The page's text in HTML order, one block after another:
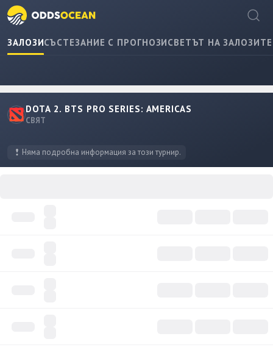
ЗАЛОЗИСЪСТЕЗАНИЕ С ПРОГНОЗИСВЕТЪТ НА ЗАЛОЗИТЕ
DOTA 2. BTS PRO SERIES: AMERICAS
СВЯТ
Няма подробна информация за този турнир.